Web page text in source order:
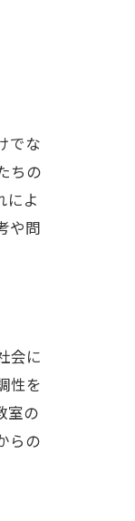
でな
ちの
によ
や問
会に
性を
室の
らの